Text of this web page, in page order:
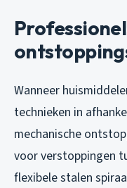
Wanneer
technieken in
mechanische
voor verstoppingen
flexibele stalen